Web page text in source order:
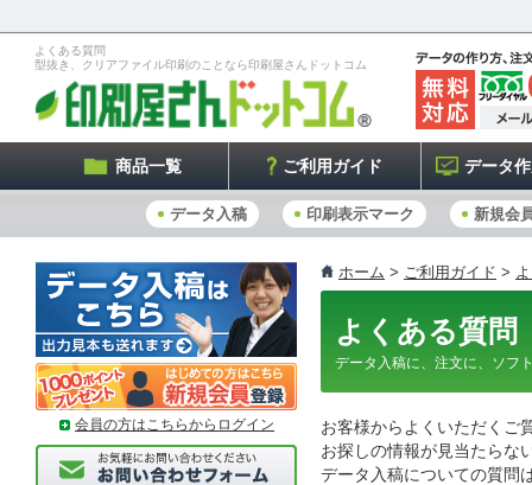
よくある質問
型抜き、クリアファイル印刷のことなら印刷屋さんドットコム
商品一覧 ご利用ガイド データ
データ入稿 印刷表示マーク 新規会
ホーム > ご利用ガイド >
よくある質問
データ入稿に、注文に、ソフ
お客様からよくいただくご
お探しの情報が見当たらな
データ入稿についての質問
会員の方はこちらからログイン